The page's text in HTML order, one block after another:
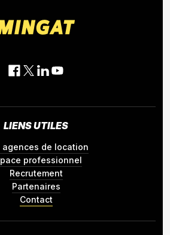
LIENS UTILES
agences de location
professionnel
Recrutement
Partenaires
Contact